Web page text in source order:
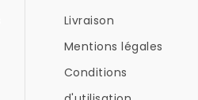
Livraison
Mentions légales
Conditions